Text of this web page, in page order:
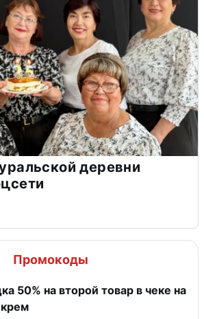
деревни
Промокоды
50% на второй товар в чеке на